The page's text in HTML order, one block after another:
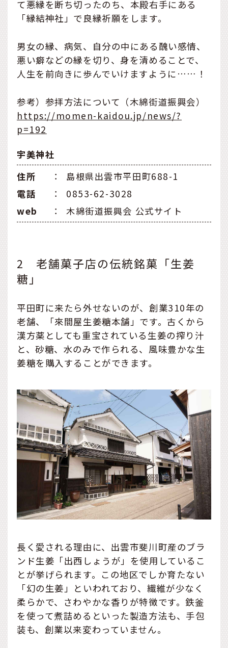
て悪縁を断ち切ったのち、本殿右手にある
「縁結神社」で良縁祈願をします。
男女の縁、病気、自分の中にある醜い感情、
悪い癖などの縁を切り、身を清めることで、
人生を前向きに歩んでいけますように……！
参考）参拝方法について（木綿街道振興会）
https://momen-kaidou.jp/news/?
p=192
宇美神社
住所
：
島根県出雲市平田町688-1
電話
：
0853-62-3028
web
： 木綿街道振興会 公式サイト
2 老舗菓子店の伝統銘菓「生姜
糖」
平田町に来たら外せないのが、創業310年の
老舗、「來間屋生姜糖本舗」です。古くから
漢方薬としても重宝されている生姜の搾り汁
と、砂糖、水のみで作られる、風味豊かな生
姜糖を購入することができます。
長く愛される理由に、出雲市斐川町産のブラ
ンド生姜「出西しょうが」を使用しているこ
とが挙げられます。この地区でしか育たない
「幻の生姜」といわれており、繊維が少なく
柔らかで、さわやかな香りが特徴です。鉄釜
を使って煮詰めるといった製造方法も、手包
装も、創業以来変わっていません。